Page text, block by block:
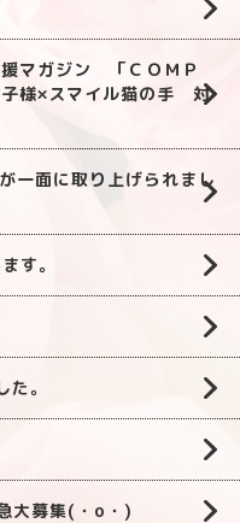
マガジン 「ＣＯＭＰ
様×スマイル猫の手 対
面に取り上げられまし
す。
。
大募集(・o・)